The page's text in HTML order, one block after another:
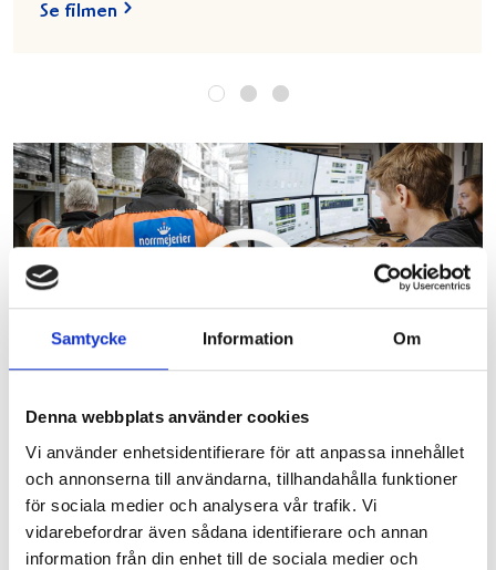
Samtycke Information Om
Denna webbplats använder cookies
Vi använder enhetsidentifierare för att anpassa innehållet
och annonserna till användarna, tillhandahålla funktioner
för sociala medier och analysera vår trafik. Vi
vidarebefordrar även sådana identifierare och annan
information från din enhet till de sociala medier och
Se filmen
Hur är det att jobba på
Norrmejerier?